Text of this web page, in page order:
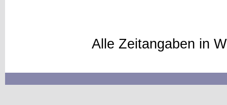
Alle Zeitangaben in